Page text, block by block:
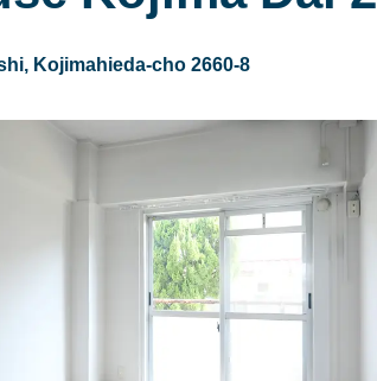
Kojimahieda-cho 2660-8